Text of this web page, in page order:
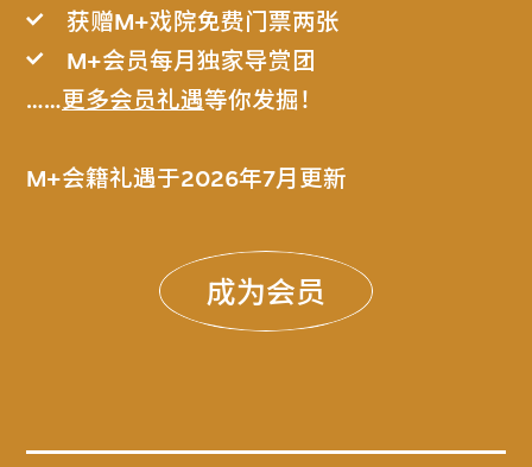
获赠M+戏院免费门票两张
M+会员每月独家导赏团
……更多会员礼遇等你发掘！
M+会籍礼遇于2026年7月更新
成为会员